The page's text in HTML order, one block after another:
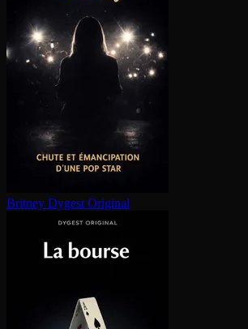
Britney Dygest Original